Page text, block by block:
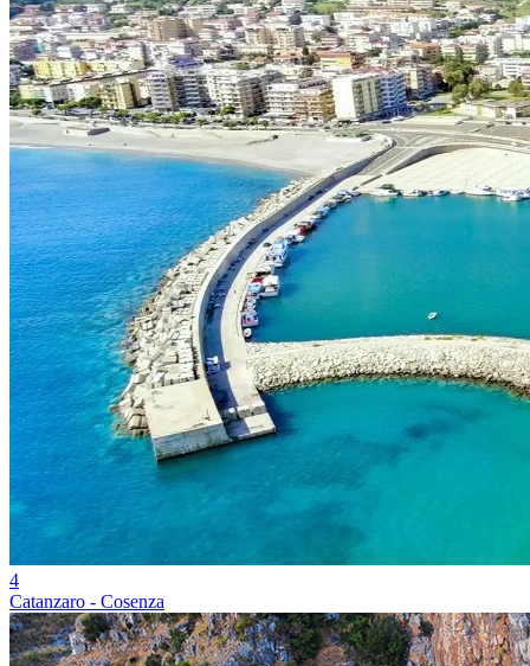
4
Catanzaro - Cosenza